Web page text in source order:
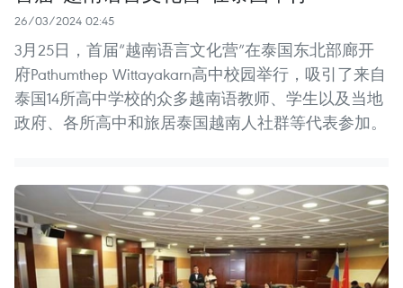
26/03/2024 02:45
3月25日，首届“越南语言文化营”在泰国东北部廊开
府Pathumthep Wittayakarn高中校园举行，吸引了来自
泰国14所高中学校的众多越南语教师、学生以及当地
政府、各所高中和旅居泰国越南人社群等代表参加。